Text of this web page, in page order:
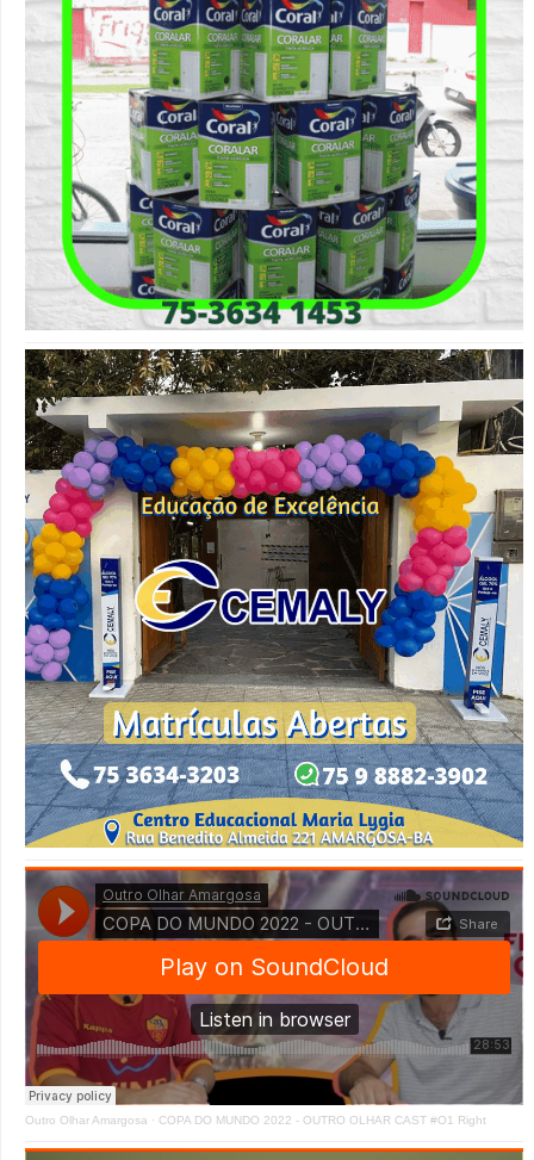
Outro Olhar Amargosa · COPA DO MUNDO 2022 - OUTRO OLHAR CAST #O1 Right